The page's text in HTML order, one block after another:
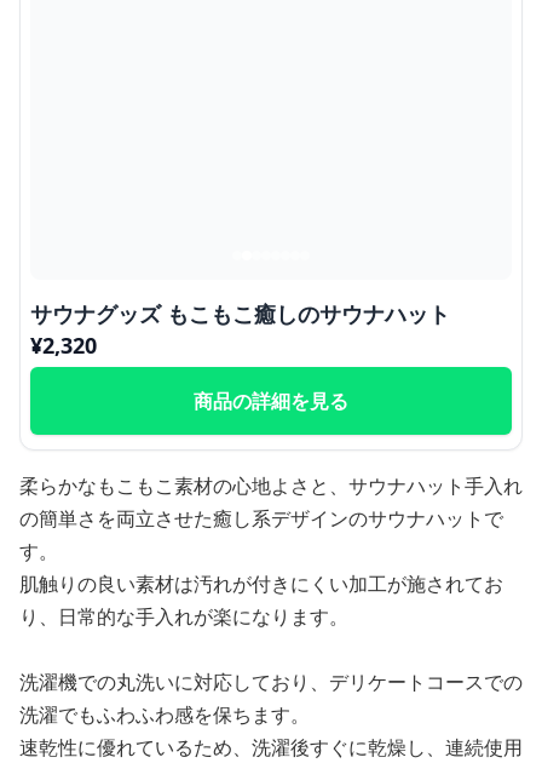
サウナグッズ もこもこ癒しのサウナハット
¥2,320
商品の詳細を見る
柔らかなもこもこ素材の心地よさと、サウナハット手入れ
の簡単さを両立させた癒し系デザインのサウナハットで
す。
肌触りの良い素材は汚れが付きにくい加工が施されてお
り、日常的な手入れが楽になります。
洗濯機での丸洗いに対応しており、デリケートコースでの
洗濯でもふわふわ感を保ちます。
速乾性に優れているため、洗濯後すぐに乾燥し、連続使用